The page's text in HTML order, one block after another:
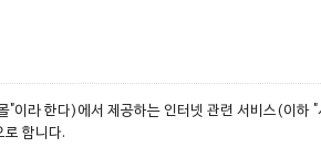
"이라 한다)에서 제공하는 인터넷 관련 서비스(이하
로 합니다.